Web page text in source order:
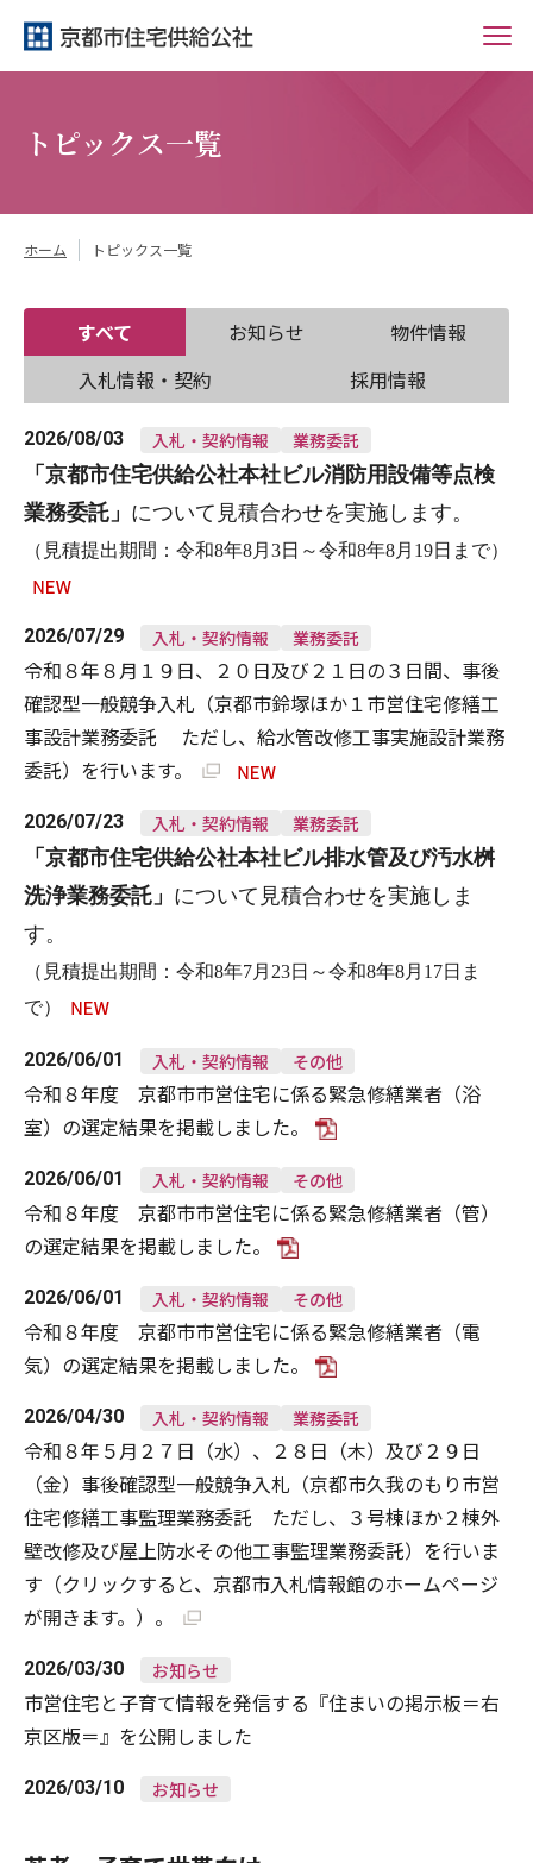
トピックス一覧
ホーム トピックス一覧
すべて お知らせ
物件情報
入札情報・契約
採用情報
2026/08/03 入札・契約情報
業務委託
「 京都市住宅供給公社本社ビル消防用設備等点検
業務委託 」 について見積合わせを実施します。
（見積提出期間：令和8年8月3日～令和8年8月19日まで）
2026/07/29 入札・契約情報 業務委託
令和８年８月１９日、２０日及び２１日の３日間、事後
確認型一般競争入札（京都市鈴塚ほか１市営住宅修繕工
事設計業務委託 ただし、給水管改修工事実施設計業務
委託）を行います。
2026/07/23 入札・契約情報
業務委託
「 京都市住宅供給公社本社ビル排水管及び汚水桝
洗浄業務委託 」 について見積合わせを実施しま
す。
（見積提出期間：令和8年7月23日～令和8年8月17日ま
で）
2026/06/01 入札・契約情報 その他
令和８年度 京都市市営住宅に係る緊急修繕業者（浴
室）の選定結果を掲載しました。
2026/06/01 入札・契約情報 その他
令和８年度 京都市市営住宅に係る緊急修繕業者（管）
の選定結果を掲載しました。
2026/06/01 入札・契約情報 その他
令和８年度 京都市市営住宅に係る緊急修繕業者（電
気）の選定結果を掲載しました。
2026/04/30 入札・契約情報 業務委託
令和８年５月２７日（水）、２８日（木）及び２９日
（金）事後確認型一般競争入札（京都市久我のもり市営
住宅修繕工事監理業務委託 ただし、３号棟ほか２棟外
壁改修及び屋上防水その他工事監理業務委託）を行いま
す（クリックすると、京都市入札情報館のホームページ
が開きます。）。
2026/03/30 お知らせ
市営住宅と子育て情報を発信する『住まいの掲示板＝右
京区版＝』を公開しました
2026/03/10 お知らせ